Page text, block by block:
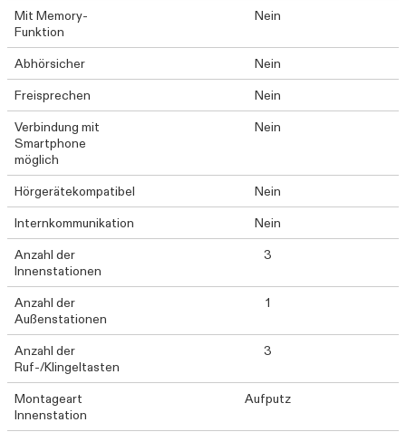
Mit Memory-
Funktion
Nein
Abhörsicher
Nein
Freisprechen
Nein
Verbindung mit
Smartphone
möglich
Nein
Hörgerätekompatibel
Nein
Internkommunikation
Nein
Anzahl der
Innenstationen
3
Anzahl der
Außenstationen
1
Anzahl der
Ruf-/Klingeltasten
3
Montageart
Innenstation
Aufputz